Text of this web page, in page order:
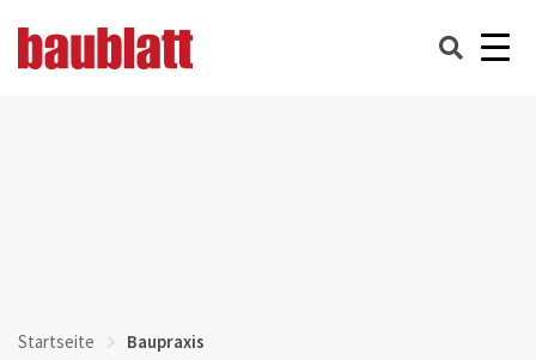
Startseite Baupraxis